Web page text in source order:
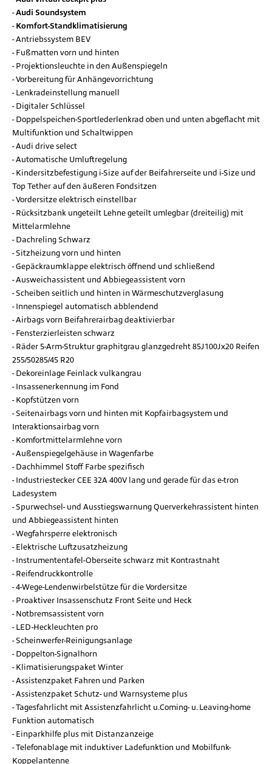
Audi Soundsystem
Komfort-Standklimatisierung
Antriebssystem BEV
Fußmatten vorn und hinten
Projektionsleuchte in den Außenspiegeln
Vorbereitung für Anhängevorrichtung
Lenkradeinstellung manuell
Digitaler Schlüssel
Doppelspeichen-Sportlederlenkrad oben und unten abgeflacht mit
Multifunktion und Schaltwippen
Audi drive select
Automatische Umluftregelung
Kindersitzbefestigung i-Size auf der Beifahrerseite und i-Size und
Top Tether auf den äußeren Fondsitzen
Vordersitze elektrisch einstellbar
Rücksitzbank ungeteilt Lehne geteilt umlegbar (dreiteilig) mit
Mittelarmlehne
Dachreling Schwarz
Sitzheizung vorn und hinten
Gepäckraumklappe elektrisch öffnend und schließend
Ausweichassistent und Abbiegeassistent vorn
Scheiben seitlich und hinten in Wärmeschutzverglasung
Innenspiegel automatisch abblendend
Airbags vorn Beifahrerairbag deaktivierbar
Fensterzierleisten schwarz
Räder 5-Arm-Struktur graphitgrau glanzgedreht 85J100Jx20 Reifen
255/50285/45 R20
Dekoreinlage Feinlack vulkangrau
Insassenerkennung im Fond
Kopfstützen vorn
Seitenairbags vorn und hinten mit Kopfairbagsystem und
Interaktionsairbag vorn
Komfortmittelarmlehne vorn
Außenspiegelgehäuse in Wagenfarbe
Dachhimmel Stoff Farbe spezifisch
Industriestecker CEE 32A 400V lang und gerade für das e-tron
Ladesystem
Spurwechsel- und Ausstiegswarnung Querverkehrassistent hinten
und Abbiegeassistent hinten
Wegfahrsperre elektronisch
Elektrische Luftzusatzheizung
Instrumententafel-Oberseite schwarz mit Kontrastnaht
Reifendruckkontrolle
4-Wege-Lendenwirbelstütze für die Vordersitze
Proaktiver Insassenschutz Front Seite und Heck
Notbremsassistent vorn
LED-Heckleuchten pro
Scheinwerfer-Reinigungsanlage
Doppelton-Signalhorn
Klimatisierungspaket Winter
Assistenzpaket Fahren und Parken
Assistenzpaket Schutz- und Warnsysteme plus
Tagesfahrlicht mit Assistenzfahrlicht u.Coming- u. Leaving-home
Funktion automatisch
Einparkhilfe plus mit Distanzanzeige
Telefonablage mit induktiver Ladefunktion und Mobilfunk-
Koppelantenne